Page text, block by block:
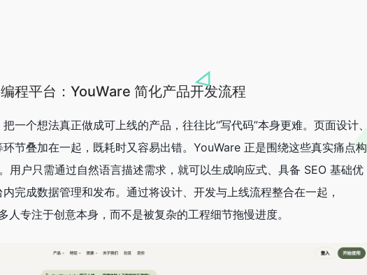
程平台：YouWare 简化产品开发流程
一个想法真正做成可上线的产品，往往比“写代码”本身更难。页面设计、
节叠加在一起，既耗时又容易出错。YouWare 正是围绕这些真实痛点构
用户只需通过自然语言描述需求，就可以生成响应式、具备 SEO 基础优
完成数据管理和发布。通过将设计、开发与上线流程整合在一起，
专注于创意本身，而不是被复杂的工程细节拖慢进度。